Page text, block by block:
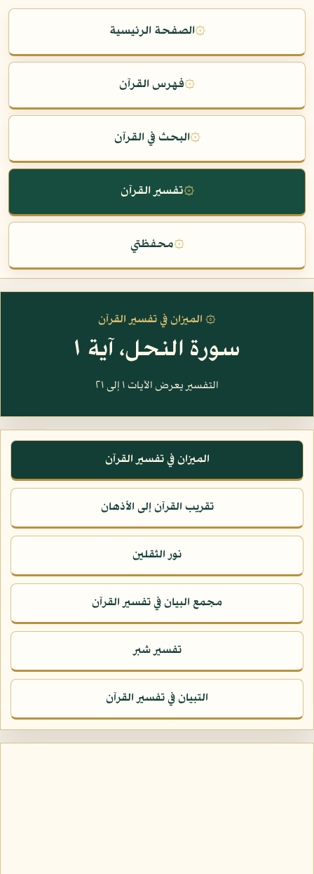
۞الصفحة الرئيسية
۞فهرس القرآن
۞البحث في القرآن
۞تفسير القرآن
۞محفظتي
۞ الميزان في تفسير القرآن
سورة النحل، آية ١
التفسير يعرض الآيات ١ إلى ٢١
الميزان في تفسير القرآن
تقريب القرآن إلى الأذهان
نور الثقلين
مجمع البيان في تفسير القرآن
تفسير شبر
التبيان في تفسير القرآن